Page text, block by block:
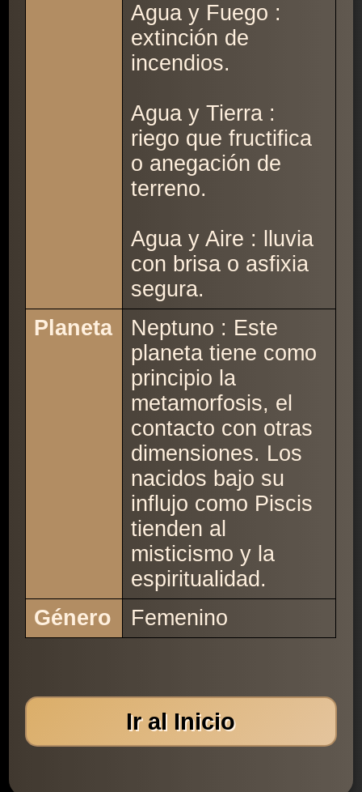
Agua y Fuego :
extinción de
incendios.
Agua y Tierra :
riego que fructifica
o anegación de
terreno.
Agua y Aire : lluvia
con brisa o asfixia
segura.
Planeta
Neptuno : Este
planeta tiene como
principio la
metamorfosis, el
contacto con otras
dimensiones. Los
nacidos bajo su
influjo como Piscis
tienden al
misticismo y la
espiritualidad.
Género
Femenino
Ir al Inicio